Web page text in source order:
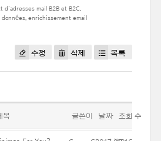
d’adresses mail B2B et B2C
, enrichissement email
수정 삭제 목록
목 글쓴이 날짜 조회 수